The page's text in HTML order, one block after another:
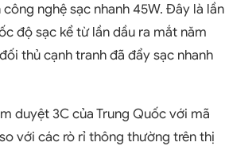
nghệ sạc nhanh 45W. Đây là lần
độ sạc kể từ lần dầu ra mắt năm
thủ cạnh tranh đã đẩy sạc nhanh
duyệt 3C của Trung Quốc với mã
với các rò rỉ thông thường trên thị